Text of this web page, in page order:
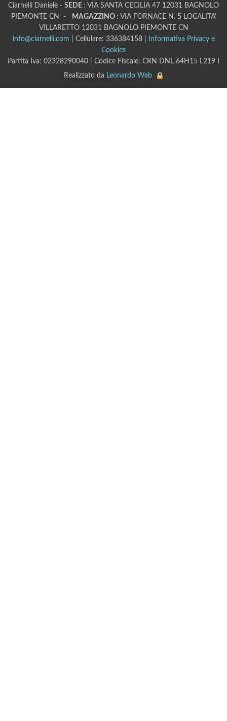
Ciarnelli Daniele - SEDE : VIA SANTA CECILIA 47 12031 BAGNOLO
PIEMONTE CN -
MAGAZZINO : VIA FORNACE N. 5 LOCALITA'
VILLARETTO 12031 BAGNOLO PIEMONTE CN
info@ciarnelli.com | Cellulare: 336384158 |
Informativa Privacy e
Cookies
Partita Iva: 02328290040 | Codice Fiscale: CRN DNL 64H15 L219 I
Realizzato da Leonardo Web